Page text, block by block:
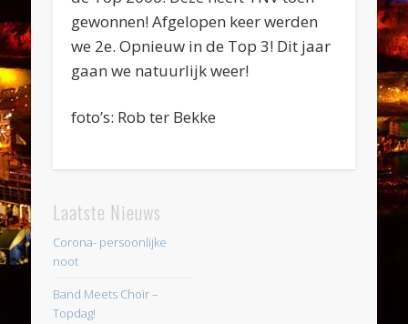
gewonnen! Afgelopen keer werden
we 2e. Opnieuw in de Top 3! Dit jaar
gaan we natuurlijk weer!
foto’s: Rob ter Bekke
Laatste Nieuws
Corona- persoonlijke
noot
Band Meets Choir –
Topdag!